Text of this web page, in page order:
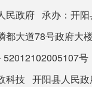
民政府 承办：开
都大道78号政府
52012102005107号
科技 开阳县人民